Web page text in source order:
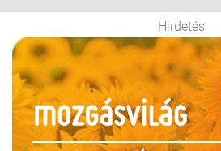
Hirdetés